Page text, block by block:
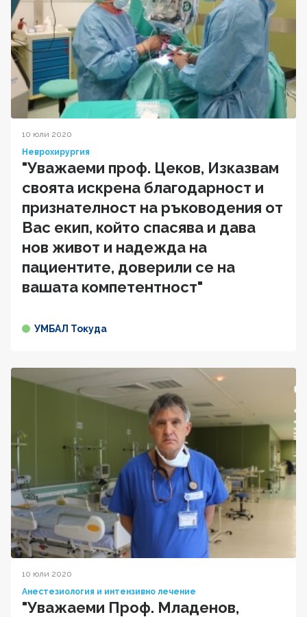
10 юли 2020
Неврохирургия
"Уважаеми проф. Цеков, Изказвам
своята искрена благодарност и
признателност на ръководения от
Вас екип, който спасява и дава
нов живот и надежда на
пациентите, доверили се на
вашата компетентност"
УМБАЛ Токуда
10 юли 2020
Анестезиология и интензивно лечение
"Уважаеми Проф. Младенов,